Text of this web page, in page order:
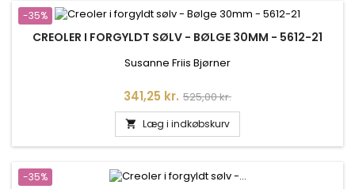
-35%
CREOLER I FORGYLDT SØLV - BØLGE 30MM - 5612-21
Susanne Friis Bjørner
Pris
341,25 kr. Normalpris
525,00 kr.
 Læg i indkøbskurv
-35%